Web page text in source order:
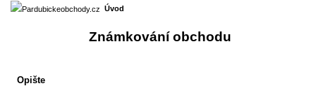
Úvod
Známkování obchodu
Opište